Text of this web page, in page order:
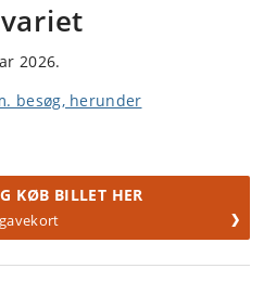
2026.
besøg, herunder
KØB BILLET HER